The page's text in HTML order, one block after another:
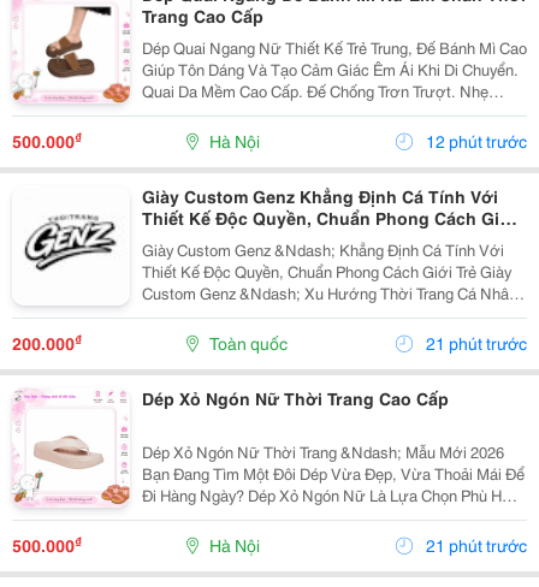
Trang Cao Cấp
Dép Quai Ngang Nữ Thiết Kế Trẻ Trung, Đế Bánh Mì Cao
Giúp Tôn Dáng Và Tạo Cảm Giác Êm Ái Khi Di Chuyển.
Quai Da Mềm Cao Cấp. Đế Chống Trơn Trượt. Nhẹ
Chân, Mang Cả Ngày Không Đau. Phối Đồ Với Váy,
Quần Jean, Quần Short Đều Đẹp. Phù Hợp...
500.000₫ Hà Nội 12 phút trước
Giày Custom Genz Khẳng Định Cá Tính Với
Thiết Kế Độc Quyền, Chuẩn Phong Cách Giới
Trẻ
Giày Custom Genz &Ndash; Khẳng Định Cá Tính Với
Thiết Kế Độc Quyền, Chuẩn Phong Cách Giới Trẻ Giày
Custom Genz &Ndash; Xu Hướng Thời Trang Cá Nhân
Hóa Dẫn Đầu Năm 2026 Trong Thời Đại Mà Thời Trang
Không Còn Chỉ Dừng Lại Ở Việc Mặc Đẹp, Việc Thể...
200.000₫ Toàn quốc 21 phút trước
Dép Xỏ Ngón Nữ Thời Trang Cao Cấp
Dép Xỏ Ngón Nữ Thời Trang &Ndash; Mẫu Mới 2026
Bạn Đang Tìm Một Đôi Dép Vừa Đẹp, Vừa Thoải Mái Để
Đi Hàng Ngày? Dép Xỏ Ngón Nữ Là Lựa Chọn Phù Hợp
Cho Những Ngày Đi Chơi, Đi Biển, Dạo Phố Hoặc Sử
Dụng Thường Xuyên. ✅ Thiết Kế Thanh Lịch, Trẻ...
500.000₫ Hà Nội 21 phút trước